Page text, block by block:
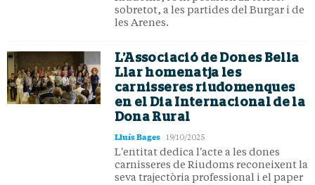
sobretot, a les partides del Burgar i de
les Arenes.
L’Associació de Dones Bella
Llar homenatja les
carnisseres riudomenques
en el Dia Internacional de la
Dona Rural
Lluís Bages 19/10/2025
L'entitat dedica l'acte a les dones
carnisseres de Riudoms reconeixent la
seva trajectòria professional i el paper